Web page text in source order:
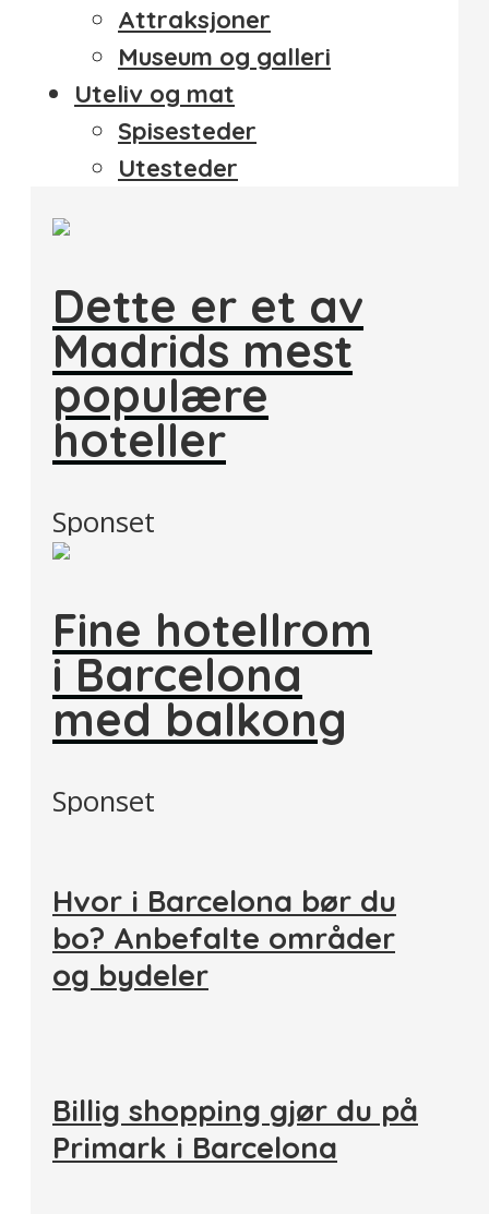
Attraksjoner
Museum og galleri
Uteliv og mat
Spisesteder
Utesteder
Dette er et av
Madrids mest
populære
hoteller
Sponset
Fine hotellrom
i Barcelona
med balkong
Sponset
Hvor i Barcelona bør du
bo? Anbefalte områder
og bydeler
Billig shopping gjør du på
Primark i Barcelona